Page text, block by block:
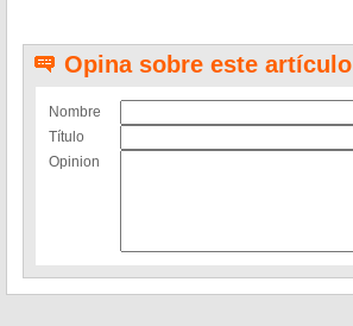
Opina sobre este artículo
Nombre
Título
Opinion